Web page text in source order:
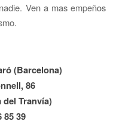
Ven a mas empeños
(Barcelona)
86
Tranvía)
85 39